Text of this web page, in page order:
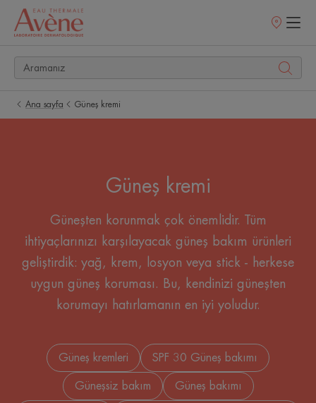
Satış
Ana sayfa Güneş kremi
Güneş kremi
Güneşten korunmak çok önemlidir. Tüm
ihtiyaçlarınızı karşılayacak güneş bakım ürünleri
geliştirdik: yağ, krem, losyon veya stick - herkese
uygun güneş koruması. Bu, kendinizi güneşten
korumayı hatırlamanın en iyi yoludur.
Güneş kremleri SPF 30 Güneş bakımı
Güneşsiz bakım Güneş bakımı